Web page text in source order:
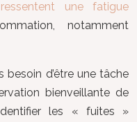
une fatigue
notamment
besoin d’être une tâche
bienveillante de
les « fuites »